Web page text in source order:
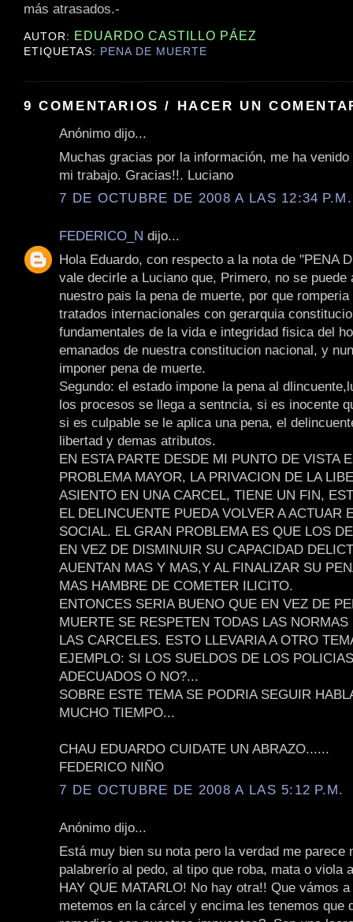
más atrasados.-
AUTOR: EDUARDO CASTILLO PÁEZ
ETIQUETAS: PENA DE MUERTE
9 COMENTARIOS / HACER UN
Anónimo dijo...
Muchas gracias por la información, me ha
mi trabajo. Gracias!!. Luciano
7 DE OCTUBRE DE 2008 A LAS 12:34 P.M.
FEDERICO_N dijo...
Hola Eduardo, con respecto a la nota de "PENA
vale decirle a Luciano que, Primero, no se puede
nuestro pais la pena de muerte, por que
tratados internacionales con gerarquia
fundamentales de la vida e integridad fisica del
emanados de nuestra constitucion nacional, y
imponer pena de muerte.
Segundo: el estado impone la pena al
los procesos se llega a sentncia, si es inocente
si es culpable se le aplica una pena, el
libertad y demas atributos.
EN ESTA PARTE DESDE MI PUNTO DE VISTA
PROBLEMA MAYOR, LA PRIVACION DE LA
ASIENTO EN UNA CARCEL, TIENE UN FIN,
EL DELINCUENTE PUEDA VOLVER A ACTUAR
SOCIAL. EL GRAN PROBLEMA ES QUE LOS
EN VEZ DE DISMINUIR SU CAPACIDAD
AUENTAN MAS Y MAS,Y AL FINALIZAR SU
MAS HAMBRE DE COMETER ILICITO.
ENTONCES SERIA BUENO QUE EN VEZ DE
MUERTE SE RESPETEN TODAS LAS
LAS CARCELES. ESTO LLEVARIA A OTRO
EJEMPLO: SI LOS SUELDOS DE LOS
ADECUADOS O NO?...
SOBRE ESTE TEMA SE PODRIA SEGUIR
MUCHO TIEMPO...
CHAU EDUARDO CUIDATE UN ABRAZO......
FEDERICO NIÑO
7 DE OCTUBRE DE 2008 A LAS 5:12 P.M.
Anónimo dijo...
Está muy bien su nota pero la verdad me parece
palabrerío al pedo, al tipo que roba, mata o viola
HAY QUE MATARLO! No hay otra!! Que vámos
metemos en la cárcel y encima les tenemos que